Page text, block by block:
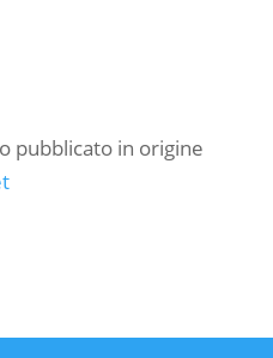
pubblicato in origine